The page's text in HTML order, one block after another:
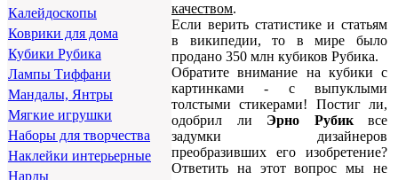
Калейдоскопы
Коврики для дома
Кубики Рубика
Лампы Тиффани
Мандалы, Янтры
Мягкие игрушки
Наборы для творчества
Наклейки интерьерные
Нарды
качеством.
Если верить статистике и статьям
в википедии, то в мире было
продано 350 млн кубиков Рубика.
Обратите внимание на кубики с
картинками - с выпуклыми
толстыми стикерами! Постиг ли,
одобрил ли Эрно Рубиквсе
задумки дизайнеров
преобразивших его изобретение?
Ответить на этот вопрос мы не